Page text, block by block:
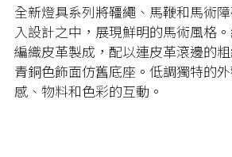
全新燈具系列將韁繩、馬鞭和馬術
入設計之中，展現鮮明的馬術風格
編織皮革製成，配以連皮革滾邊的
青銅色飾面仿舊底座。低調獨特的
感、物料和色彩的互動。